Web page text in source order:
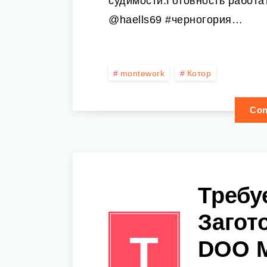
@haells69 #черногория…
montework Котор
Т
DOO